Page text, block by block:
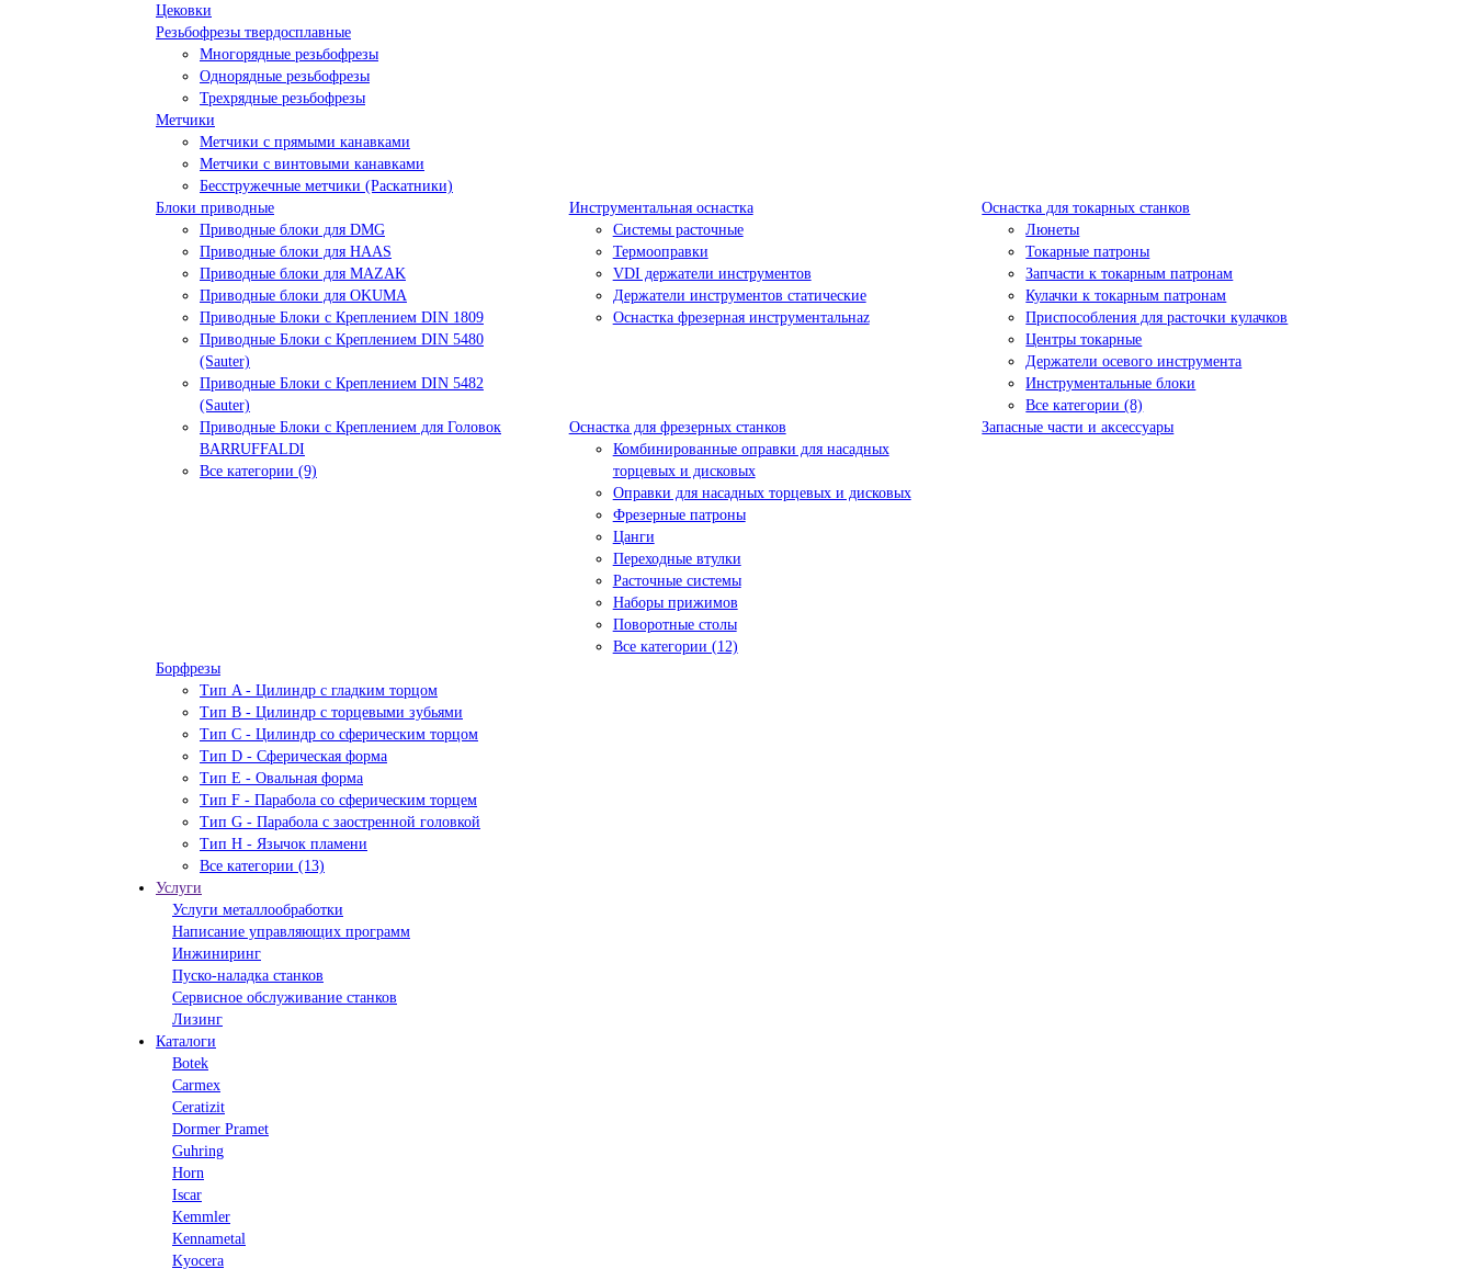
Цековки
Резьбофрезы твердосплавные
Многорядные резьбофрезы
Однорядные резьбофрезы
Трехрядные резьбофрезы
Метчики
Метчики с прямыми канавками
Метчики с винтовыми канавками
Бесстружечные метчики (Раскатники)
Блоки приводные
Приводные блоки для DMG
Приводные блоки для HAAS
Приводные блоки для MAZAK
Приводные блоки для OKUMA
Приводные Блоки с Креплением DIN 1809
Приводные Блоки с Креплением DIN 5480
(Sauter)
Приводные Блоки с Креплением DIN 5482
(Sauter)
Приводные Блоки с Креплением для Головок
BARRUFFALDI
Все категории (9)
Инструментальная оснастка
Системы расточные
Термооправки
VDI держатели инструментов
Держатели инструментов статические
Оснастка фрезерная инструментальнаz
Оснастка для токарных станков
Люнеты
Токарные патроны
Запчасти к токарным патронам
Кулачки к токарным патронам
Приспособления для расточки кулачков
Центры токарные
Держатели осевого инструмента
Инструментальные блоки
Все категории (8)
Оснастка для фрезерных станков
Комбинированные оправки для насадных
торцевых и дисковых
Оправки для насадных торцевых и дисковых
Фрезерные патроны
Цанги
Переходные втулки
Расточные системы
Наборы прижимов
Поворотные столы
Все категории (12)
Запасные части и аксессуары
Борфрезы
Тип A - Цилиндр с гладким торцом
Тип В - Цилиндр с торцевыми зубьями
Тип С - Цилиндр со сферическим торцом
Тип D - Сферическая форма
Тип Е - Овальная форма
Тип F - Парабола со сферическим торцем
Тип G - Парабола с заостренной головкой
Тип H - Язычок пламени
Все категории (13)
Услуги
Услуги металлообработки
Написание управляющих программ
Инжиниринг
Пуско-наладка станков
Сервисное обслуживание станков
Лизинг
Каталоги
Botek
Carmex
Ceratizit
Dormer Pramet
Guhring
Horn
Iscar
Kemmler
Kennametal
Kyocera